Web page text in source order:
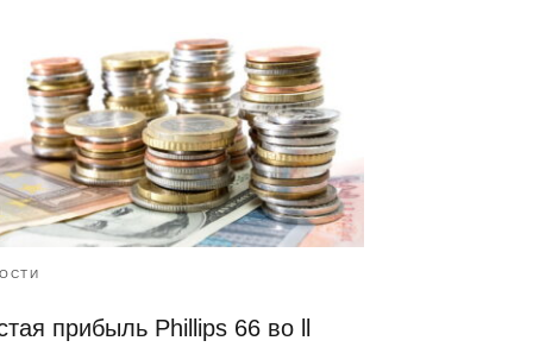
прибыль Phillips 66 во ll